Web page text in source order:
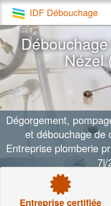
IDF Débouchage
Nézel
Dégorgement,
et débouchage de
Entreprise plomberie
7j/
Entreprise certifiée